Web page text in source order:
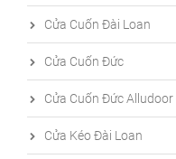
Cửa Cuốn Đài Loan
Cửa Cuốn Đức
Cửa Cuốn Đức
Cửa Kéo Đài Loan